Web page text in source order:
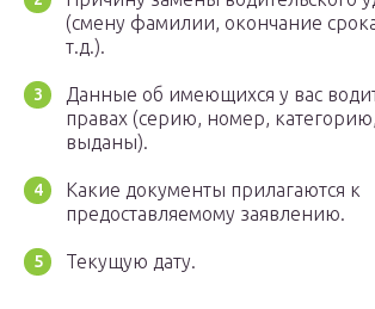
(смену фамилии, окончание
т.д.).
Данные об имеющихся у вас
правах (серию, номер,
выданы).
Какие документы прилагаются к
предоставляемому заявлению.
Текущую дату.